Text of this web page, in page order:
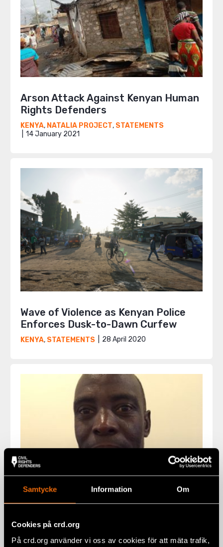
Samtycke Information Om
Cookies på crd.org
På crd.org använder vi oss av cookies för att mäta trafik,
Arson Attack Against Kenyan Human
Rights Defenders
KENYA, NATALIA PROJECT, STATEMENTS
14 January 2021
Wave of Violence as Kenyan Police
Enforces Dusk-to-Dawn Curfew
KENYA, STATEMENTS 28 April 2020
Natalia Project Bearer Joel Ogada
Reported Safe After Security
Incident